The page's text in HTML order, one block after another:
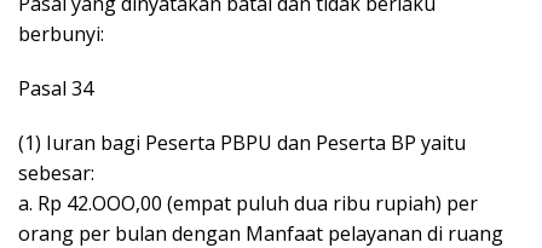
berbunyi:
Pasal 34
(1) Iuran bagi Peserta PBPU dan Peserta BP yaitu
sebesar:
a. Rp 42.OOO,00 (empat puluh dua ribu rupiah) per
orang per bulan dengan Manfaat pelayanan di ruang